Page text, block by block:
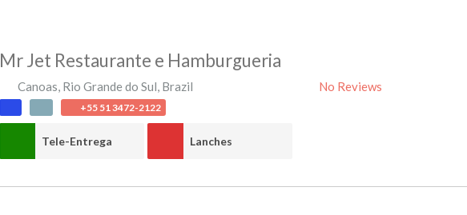
Mr Jet Restaurante e Hamburgueria
Canoas, Rio Grande do Sul, Brazil No Reviews
+55 51 3472-2122
Tele-Entrega Lanches